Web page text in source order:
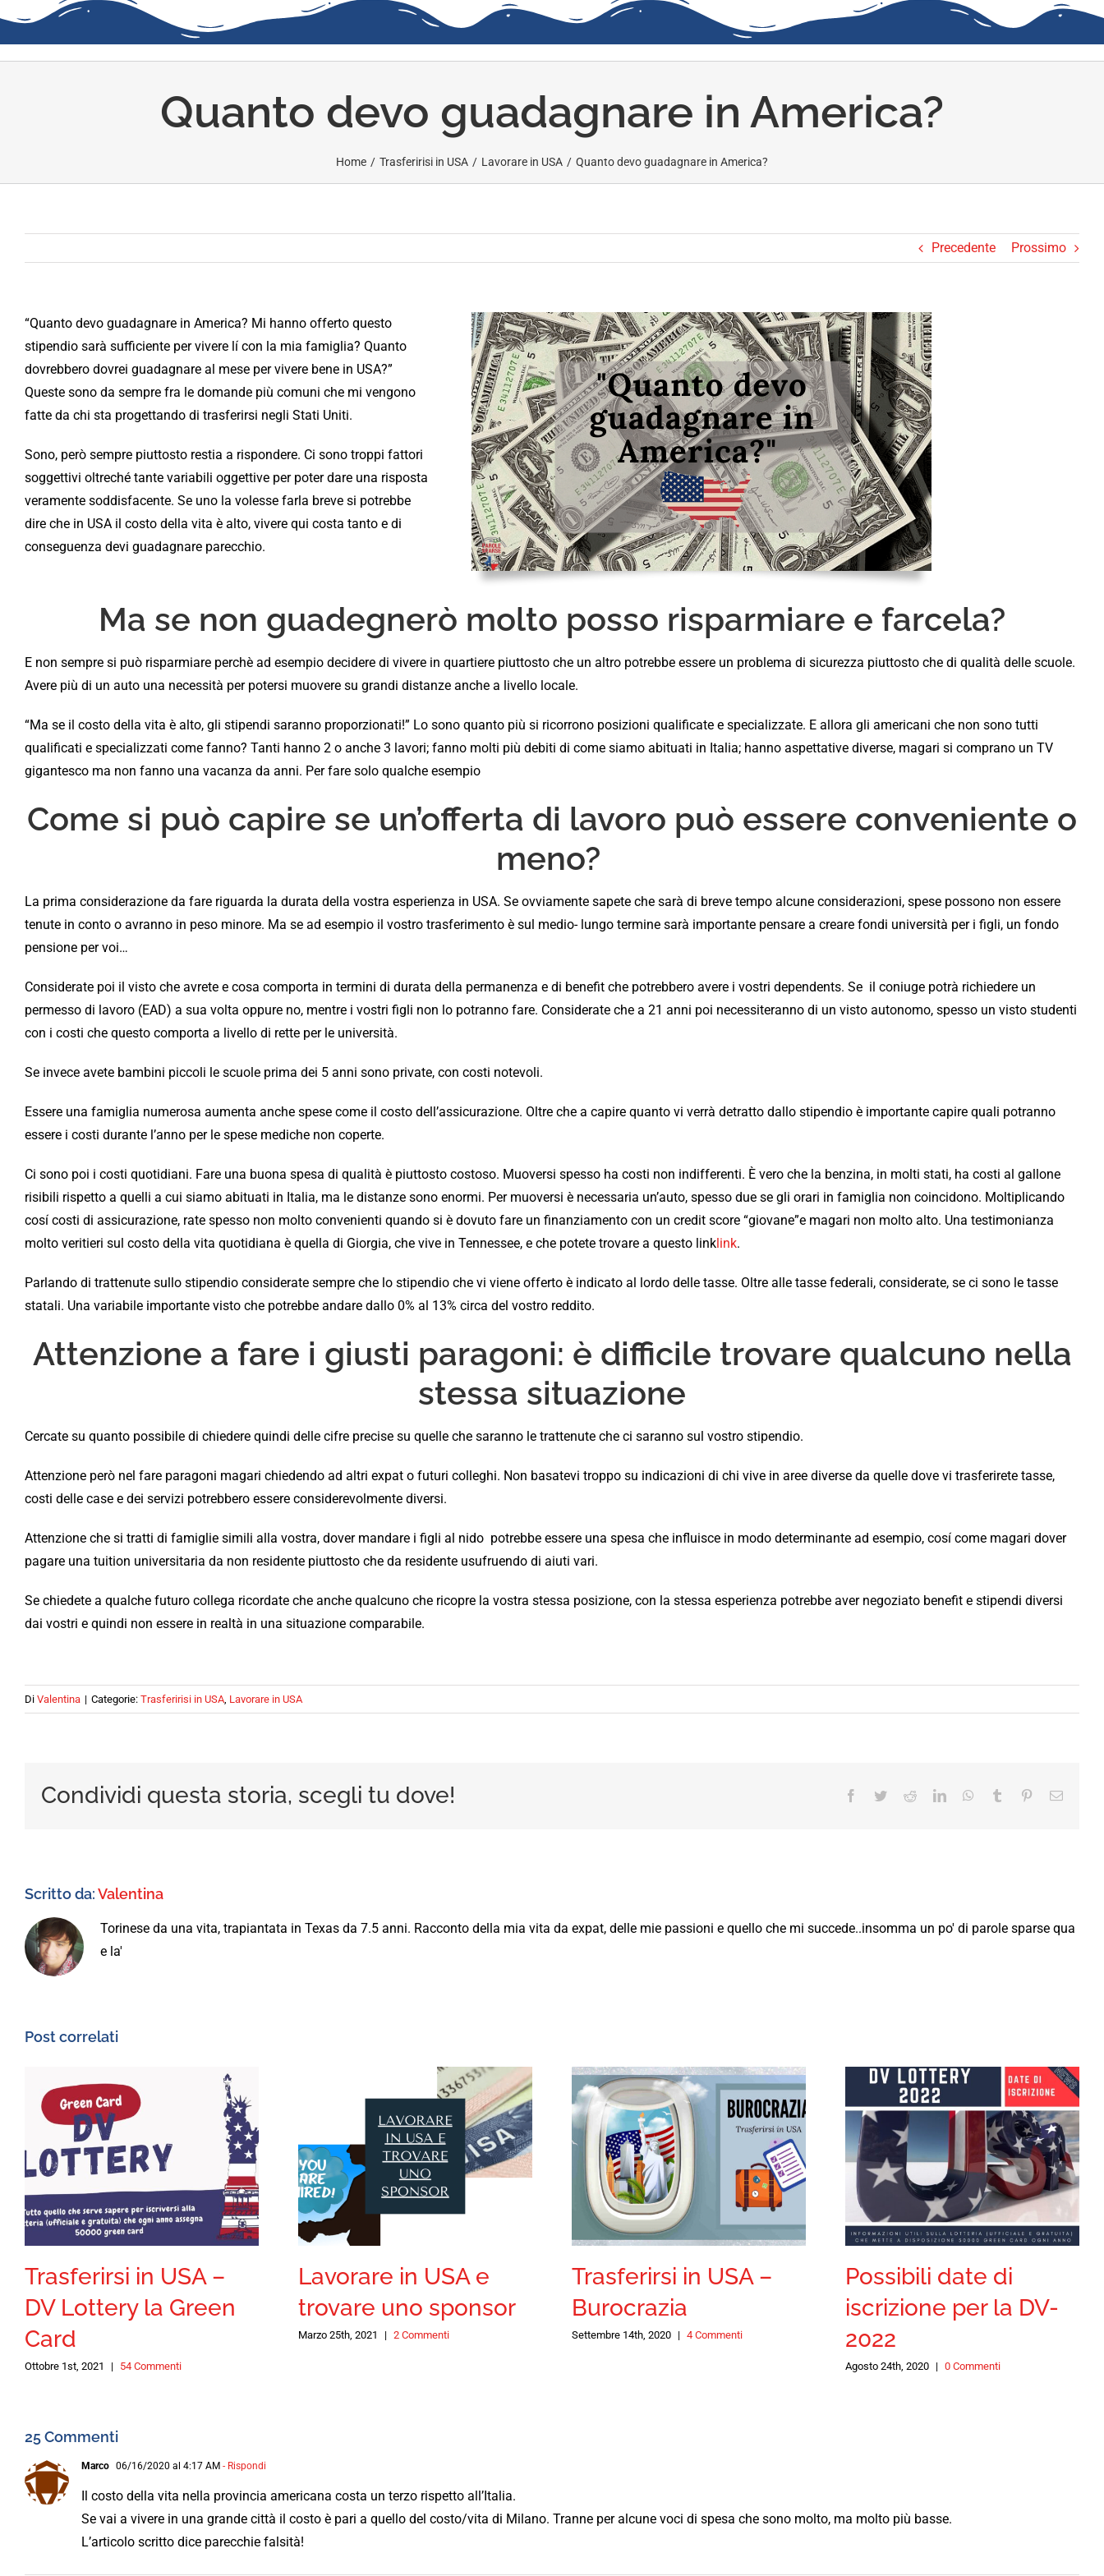
Quanto devo guadagnare in America?
Home / Trasferirisi in USA / Lavorare in USA / Quanto devo guadagnare in America?
Precedente Prossimo
“Quanto devo guadagnare in America? Mi hanno offerto questo
stipendio sarà sufficiente per vivere lí con la mia famiglia? Quanto
dovrebbero dovrei guadagnare al mese per vivere bene in USA?”
Queste sono da sempre fra le domande più comuni che mi vengono
fatte da chi sta progettando di trasferirsi negli Stati Uniti.
Sono, però sempre piuttosto restia a rispondere. Ci sono troppi fattori
soggettivi oltreché tante variabili oggettive per poter dare una risposta
veramente soddisfacente. Se uno la volesse farla breve si potrebbe
dire che in USA il costo della vita è alto, vivere qui costa tanto e di
conseguenza devi guadagnare parecchio.
Ma se non guadegnerò molto posso risparmiare e farcela?
E non sempre si può risparmiare perchè ad esempio decidere di vivere in quartiere piuttosto che un altro potrebbe essere un problema di sicurezza piuttosto che di qualità delle scuole.
Avere più di un auto una necessità per potersi muovere su grandi distanze anche a livello locale.
“Ma se il costo della vita è alto, gli stipendi saranno proporzionati!” Lo sono quanto più si ricorrono posizioni qualificate e specializzate. E allora gli americani che non sono tutti
qualificati e specializzati come fanno? Tanti hanno 2 o anche 3 lavori; fanno molti più debiti di come siamo abituati in Italia; hanno aspettative diverse, magari si comprano un TV
gigantesco ma non fanno una vacanza da anni. Per fare solo qualche esempio
Come si può capire se un’offerta di lavoro può essere conveniente o
meno?
La prima considerazione da fare riguarda la durata della vostra esperienza in USA. Se ovviamente sapete che sarà di breve tempo alcune considerazioni, spese possono non essere
tenute in conto o avranno in peso minore. Ma se ad esempio il vostro trasferimento è sul medio- lungo termine sarà importante pensare a creare fondi università per i figli, un fondo
pensione per voi…
Considerate poi il visto che avrete e cosa comporta in termini di durata della permanenza e di benefit che potrebbero avere i vostri dependents. Se il coniuge potrà richiedere un
permesso di lavoro (EAD) a sua volta oppure no, mentre i vostri figli non lo potranno fare. Considerate che a 21 anni poi necessiteranno di un visto autonomo, spesso un visto studenti
con i costi che questo comporta a livello di rette per le università.
Se invece avete bambini piccoli le scuole prima dei 5 anni sono private, con costi notevoli.
Essere una famiglia numerosa aumenta anche spese come il costo dell’assicurazione. Oltre che a capire quanto vi verrà detratto dallo stipendio è importante capire quali potranno
essere i costi durante l’anno per le spese mediche non coperte.
Ci sono poi i costi quotidiani. Fare una buona spesa di qualità è piuttosto costoso. Muoversi spesso ha costi non indifferenti. È vero che la benzina, in molti stati, ha costi al gallone
risibili rispetto a quelli a cui siamo abituati in Italia, ma le distanze sono enormi. Per muoversi è necessaria un’auto, spesso due se gli orari in famiglia non coincidono. Moltiplicando
cosí costi di assicurazione, rate spesso non molto convenienti quando si è dovuto fare un finanziamento con un credit score “giovane”e magari non molto alto. Una testimonianza
molto veritieri sul costo della vita quotidiana è quella di Giorgia, che vive in Tennessee, e che potete trovare a questo linklink.
Parlando di trattenute sullo stipendio considerate sempre che lo stipendio che vi viene offerto è indicato al lordo delle tasse. Oltre alle tasse federali, considerate, se ci sono le tasse
statali. Una variabile importante visto che potrebbe andare dallo 0% al 13% circa del vostro reddito.
Attenzione a fare i giusti paragoni: è difficile trovare qualcuno nella
stessa situazione
Cercate su quanto possibile di chiedere quindi delle cifre precise su quelle che saranno le trattenute che ci saranno sul vostro stipendio.
Attenzione però nel fare paragoni magari chiedendo ad altri expat o futuri colleghi. Non basatevi troppo su indicazioni di chi vive in aree diverse da quelle dove vi trasferirete tasse,
costi delle case e dei servizi potrebbero essere considerevolmente diversi.
Attenzione che si tratti di famiglie simili alla vostra, dover mandare i figli al nido potrebbe essere una spesa che influisce in modo determinante ad esempio, cosí come magari dover
pagare una tuition universitaria da non residente piuttosto che da residente usufruendo di aiuti vari.
Se chiedete a qualche futuro collega ricordate che anche qualcuno che ricopre la vostra stessa posizione, con la stessa esperienza potrebbe aver negoziato benefit e stipendi diversi
dai vostri e quindi non essere in realtà in una situazione comparabile.
Di Valentina | Categorie: Trasferirisi in USA, Lavorare in USA
Condividi questa storia, scegli tu dove! Facebook
TwitterRedditLinkedInWhatsApp
Tumblr PinterestEmail
Scritto da:Valentina
Torinese da una vita, trapiantata in Texas da 7.5 anni. Racconto della mia vita da expat, delle mie passioni e quello che mi succede..insomma un po' di parole sparse qua
e la'
Post correlati
Trasferirsi in USA –
DV Lottery la Green
Card
Ottobre 1st, 2021 | 54 Commenti
Lavorare in USA e
trovare uno sponsor
Marzo 25th, 2021 | 2 Commenti
Trasferirsi in USA –
Burocrazia
Settembre 14th, 2020 | 4 Commenti
Possibili date di
iscrizione per la DV-
2022
Agosto 24th, 2020 | 0 Commenti
25 Commenti
Marco 06/16/2020 al 4:17 AM - Rispondi
Il costo della vita nella provincia americana costa un terzo rispetto all’Italia.
Se vai a vivere in una grande città il costo è pari a quello del costo/vita di Milano. Tranne per alcune voci di spesa che sono molto, ma molto più basse.
L’articolo scritto dice parecchie falsità!